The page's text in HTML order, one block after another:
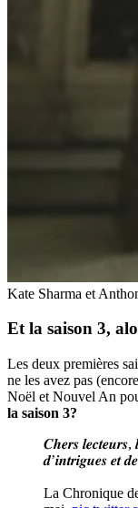
Kate Sharma et
Et la saison 3,
Les deux premières
ne les avez pas
Noël et Nouvel An
la saison 3?
𝑪𝒉𝒆𝒓𝒔 𝒍𝒆𝒄𝒕𝒆𝒖𝒓𝒔,
𝒅’𝒊𝒏𝒕𝒓𝒊𝒈𝒖𝒆𝒔 𝒆𝒕
La Chronique